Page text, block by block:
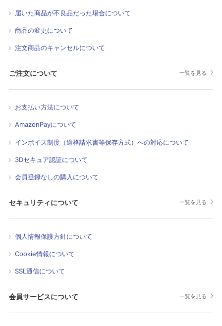
届いた商品が不良品だった場合について
商品の変更について
注文商品のキャンセルについて
ご注文について 一覧を見る
お支払い方法について
AmazonPayについて
インボイス制度（適格請求書等保存方式）への対応について
3Dセキュア認証について
会員登録なしの購入について
セキュリティについて 一覧を見る
個人情報保護方針について
Cookie情報について
SSL通信について
会員サービスについて 一覧を見る